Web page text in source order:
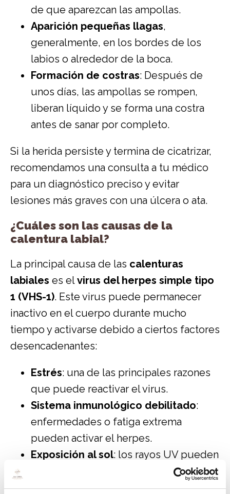
de que aparezcan las ampollas.
Aparición pequeñas llagas,
generalmente, en los bordes de los
labios o alrededor de la boca.
Formación de costras: Después de
unos días, las ampollas se rompen,
liberan líquido y se forma una costra
antes de sanar por completo.
Si la herida persiste y termina de cicatrizar,
recomendamos una consulta a tu médico
para un diagnóstico preciso y evitar
lesiones más graves con una úlcera o ata.
¿Cuáles son las causas de la
calentura labial?
La principal causa de las calenturas
labiales es elvirus del herpes simple tipo
1 (VHS-1). Este virus puede permanecer
inactivo en el cuerpo durante mucho
tiempo y activarse debido a ciertos factores
desencadenantes:
Estrés: una de las principales razones
que puede reactivar el virus.
Sistema inmunológico debilitado:
enfermedades o fatiga extrema
pueden activar el herpes.
Exposición al sol: los rayos UV pueden
Cambios hormonales: el ciclo